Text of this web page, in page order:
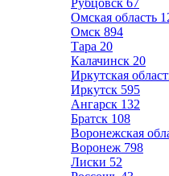
Рубцовск 67
Омская область
Омск 894
Тара 20
Калачинск 20
Иркутская
Иркутск 595
Ангарск 132
Братск 108
Воронежская
Воронеж 798
Лиски 52